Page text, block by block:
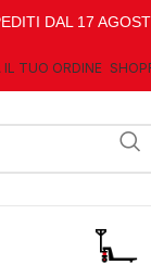
DAL 17
IL TUO ORDINE SHOP